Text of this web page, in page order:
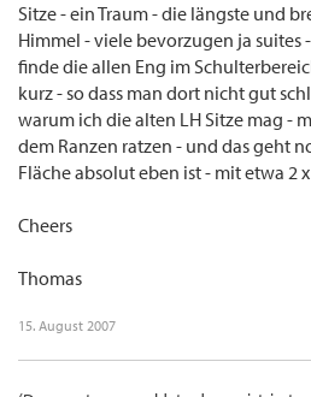
Sitze - ein Traum - die längste und
Himmel - viele bevorzugen ja suites
finde die allen Eng im
kurz - so dass man dort nicht gut
warum ich die alten LH Sitze mag -
dem Ranzen ratzen - und das geht
Fläche absolut eben ist - mit etwa 2
Cheers
Thomas
15. August 2007